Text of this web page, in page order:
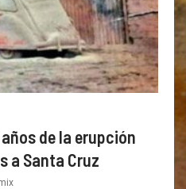
de la erupción
a Santa Cruz